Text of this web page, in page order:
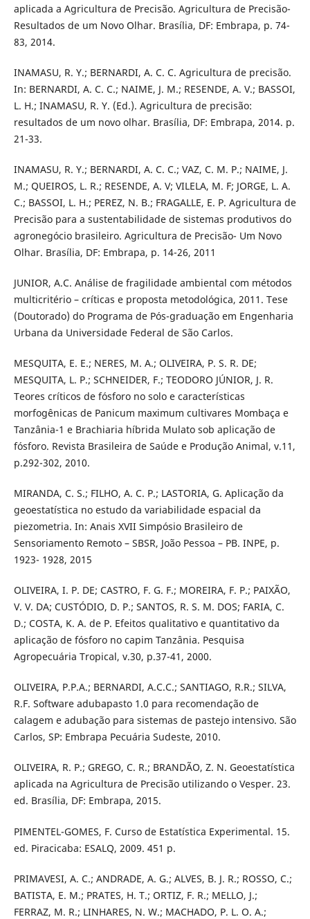
aplicada a Agricultura de Precisão. Agricultura de Precisão-
Resultados de um Novo Olhar. Brasília, DF: Embrapa, p. 74-
83, 2014.
INAMASU, R. Y.; BERNARDI, A. C. C. Agricultura de precisão.
In: BERNARDI, A. C. C.; NAIME, J. M.; RESENDE, A. V.; BASSOI,
L. H.; INAMASU, R. Y. (Ed.). Agricultura de precisão:
resultados de um novo olhar. Brasília, DF: Embrapa, 2014. p.
21-33.
INAMASU, R. Y.; BERNARDI, A. C. C.; VAZ, C. M. P.; NAIME, J.
M.; QUEIROS, L. R.; RESENDE, A. V; VILELA, M. F; JORGE, L. A.
C.; BASSOI, L. H.; PEREZ, N. B.; FRAGALLE, E. P. Agricultura de
Precisão para a sustentabilidade de sistemas produtivos do
agronegócio brasileiro. Agricultura de Precisão- Um Novo
Olhar. Brasília, DF: Embrapa, p. 14-26, 2011
JUNIOR, A.C. Análise de fragilidade ambiental com métodos
multicritério – críticas e proposta metodológica, 2011. Tese
(Doutorado) do Programa de Pós-graduação em Engenharia
Urbana da Universidade Federal de São Carlos.
MESQUITA, E. E.; NERES, M. A.; OLIVEIRA, P. S. R. DE;
MESQUITA, L. P.; SCHNEIDER, F.; TEODORO JÚNIOR, J. R.
Teores críticos de fósforo no solo e características
morfogênicas de Panicum maximum cultivares Mombaça e
Tanzânia-1 e Brachiaria híbrida Mulato sob aplicação de
fósforo. Revista Brasileira de Saúde e Produção Animal, v.11,
p.292-302, 2010.
MIRANDA, C. S.; FILHO, A. C. P.; LASTORIA, G. Aplicação da
geoestatística no estudo da variabilidade espacial da
piezometria. In: Anais XVII Simpósio Brasileiro de
Sensoriamento Remoto – SBSR, João Pessoa – PB. INPE, p.
1923- 1928, 2015
OLIVEIRA, I. P. DE; CASTRO, F. G. F.; MOREIRA, F. P.; PAIXÃO,
V. V. DA; CUSTÓDIO, D. P.; SANTOS, R. S. M. DOS; FARIA, C.
D.; COSTA, K. A. de P. Efeitos qualitativo e quantitativo da
aplicação de fósforo no capim Tanzânia. Pesquisa
Agropecuária Tropical, v.30, p.37-41, 2000.
OLIVEIRA, P.P.A.; BERNARDI, A.C.C.; SANTIAGO, R.R.; SILVA,
R.F. Software adubapasto 1.0 para recomendação de
calagem e adubação para sistemas de pastejo intensivo. São
Carlos, SP: Embrapa Pecuária Sudeste, 2010.
OLIVEIRA, R. P.; GREGO, C. R.; BRANDÃO, Z. N. Geoestatística
aplicada na Agricultura de Precisão utilizando o Vesper. 23.
ed. Brasília, DF: Embrapa, 2015.
PIMENTEL-GOMES, F. Curso de Estatística Experimental. 15.
ed. Piracicaba: ESALQ, 2009. 451 p.
PRIMAVESI, A. C.; ANDRADE, A. G.; ALVES, B. J. R.; ROSSO, C.;
BATISTA, E. M.; PRATES, H. T.; ORTIZ, F. R.; MELLO, J.;
FERRAZ, M. R.; LINHARES, N. W.; MACHADO, P. L. O. A.;